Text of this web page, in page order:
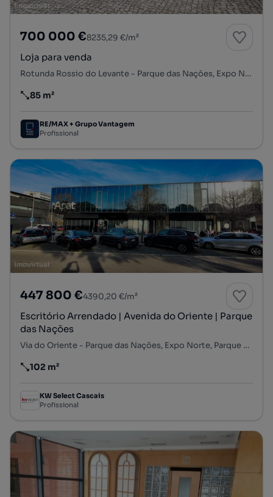
700 000 €8235,29 €/m²
Loja para venda
Rotunda Rossio do Levante - Parque das Nações, Expo Norte, Parque das Nações, Lisboa, Lisboa
Preço por metro quadrado
85 m²
RE/MAX + Grupo Vantagem
Profissional
447 800 €4390,20 €/m²
Escritório Arrendado | Avenida do Oriente | Parque
das Nações
Via do Oriente - Parque das Nações, Expo Norte, Parque das Nações, Lisboa, Lisboa
Preço por metro quadrado
102 m²
KW Select Cascais
Profissional